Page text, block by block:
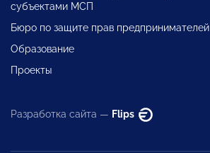
субъектами МСП
Бюро по защите прав предпринимателей
Образование
Проекты
Разработка сайта — Flips